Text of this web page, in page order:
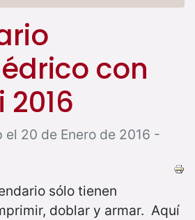
con
el 20 de Enero de 2016 -
sólo tienen
doblar y armar. Aquí